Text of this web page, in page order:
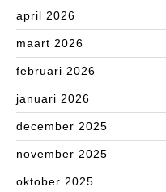
april 2026
maart 2026
februari 2026
januari 2026
december 2025
november 2025
oktober 2025